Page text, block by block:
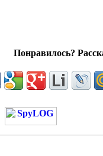
Понравилось?